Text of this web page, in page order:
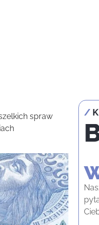
spraw
/